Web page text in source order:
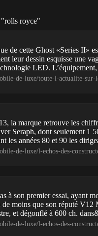
"rolls royce"
de cette Ghost «Series II»
leur dessin esquisse une
LED.
de-luxe/toute-l-actualite-
la marque retrouve les
Seraph, dont seulement 1
les années 80 et 90 les
de-luxe/l-echos-des-
à son premier essai, ayant
de moins que son réputé
et dégonflé à 600 ch.
de-luxe/l-echos-des-